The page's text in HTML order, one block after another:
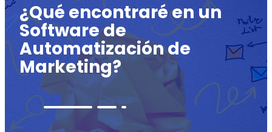
¿Qué encontraré en un
Software de
Automatización de
Marketing?